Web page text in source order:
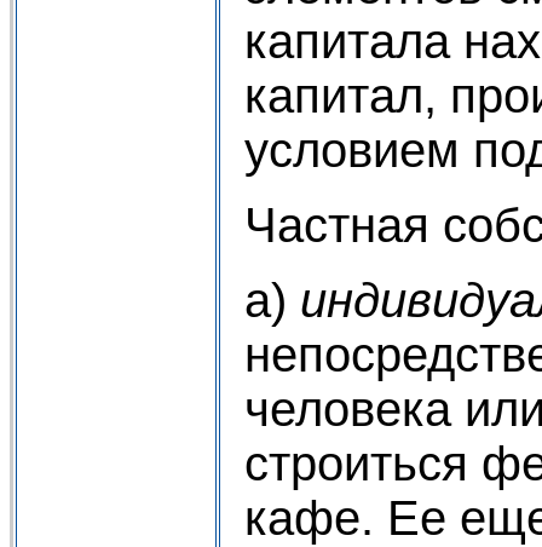
капитала
капитал,
условием
Частная
а)
человека
строиться
кафе. Ее